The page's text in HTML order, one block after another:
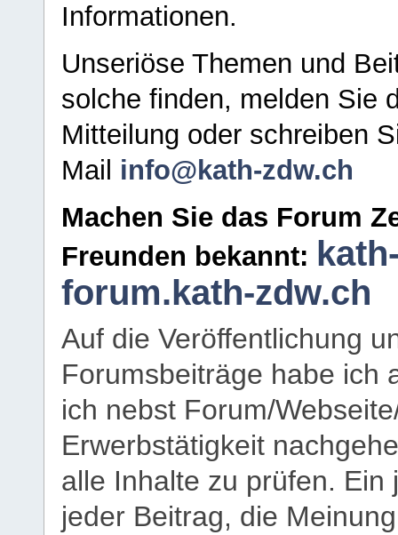
Informationen.
Unseriöse Themen und
solche finden, melden Sie
Mitteilung oder schreiben
Mail info@kath-zdw.ch
Machen Sie das Forum
Freunden bekannt:
forum.kath-zdw.ch
Auf die Veröffentlichung
Forumsbeiträge habe ich
ich nebst Forum/
Erwerbstätigkeit
alle Inhalte zu prüfen.
jeder Beitrag, die